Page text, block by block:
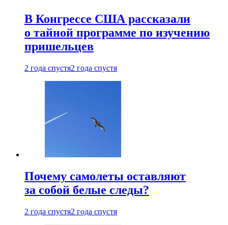
В Конгрессе США рассказали
о тайной программе по изучению
пришельцев
2 года спустя2 года спустя
Почему самолеты оставляют
за собой белые следы?
2 года спустя2 года спустя